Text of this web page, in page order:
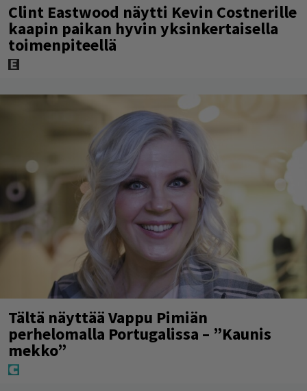
Clint Eastwood näytti Kevin Costnerille
kaapin paikan hyvin yksinkertaisella
toimenpiteellä
Tältä näyttää Vappu Pimiän
perhelomalla Portugalissa – ”Kaunis
mekko”